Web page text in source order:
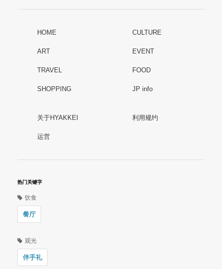
HOME CULTURE
ART EVENT
TRAVEL FOOD
SHOPPING JP info
关于HYAKKEI 利用规约
运営
热门关键字
饮食
餐厅
观光
伴手礼